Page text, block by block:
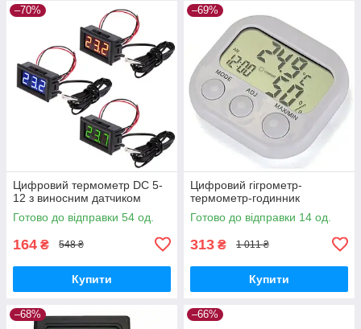
–70%
Цифровий термометр DC 5-
12 з виносним датчиком
Готово до відправки 54 од.
164 ₴ 548 ₴
Купити
–69%
Цифровий гігрометр-
термометр-годинник
Готово до відправки 14 од.
313 ₴ 1 011 ₴
Купити
–68% –66%